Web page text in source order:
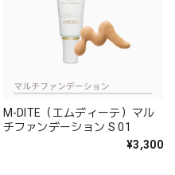
M-DITE（エムディーテ）マル
チファンデーション S 01
¥3,300